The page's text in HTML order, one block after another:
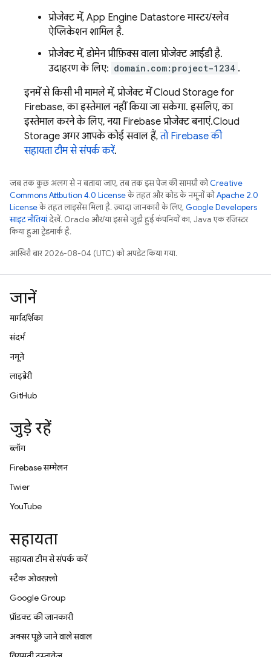
प्रोजेक्ट में, App Engine Datastoreमास्टर/स्लेव
ऐप्लिकेशन शामिल है.
प्रोजेक्ट में, डोमेन प्रीफ़िक्स वाला प्रोजेक्ट आईडी है.
उदाहरण के लिए: domain.com:project-1234 .
इनमें से किसी भी मामले में, प्रोजेक्ट मेंCloud Storage for
Firebase, का इस्तेमाल नहीं किया जा सकेगा. इसलिए, का
इस्तेमाल करने के लिए, नया Firebase प्रोजेक्ट बनाएं.Cloud
Storage अगर आपके कोई सवाल हैं,तो Firebase की
सहायता टीम से संपर्क करें.
जब तक कुछ अलग से न बताया जाए, तब तक इस पेज की सामग्री कोCreative
Commons Attribution 4.0 Licenseके तहत और कोड के नमूनों कोApache 2.0
Licenseके तहत लाइसेंस मिला है. ज़्यादा जानकारी के लिए, Google Developers
साइट नीतियांदेखें. Oracle और/या इससे जुड़ी हुई कंपनियों का, Java एक रजिस्टर
किया हुआ ट्रेडमार्क है.
आखिरी बार 2026-08-04 (UTC) को अपडेट किया गया.
जानें
मार्गदर्शिका
संदर्भ
नमूने
लाइब्रेरी
GitHub
जुड़े रहें
ब्लॉग
Firebase सम्मेलन
Twitter
YouTube
सहायता
सहायता टीम से संपर्क करें
स्टैक ओवरफ़्लो
Google Group
प्रॉडक्ट की जानकारी
अक्सर पूछे जाने वाले सवाल